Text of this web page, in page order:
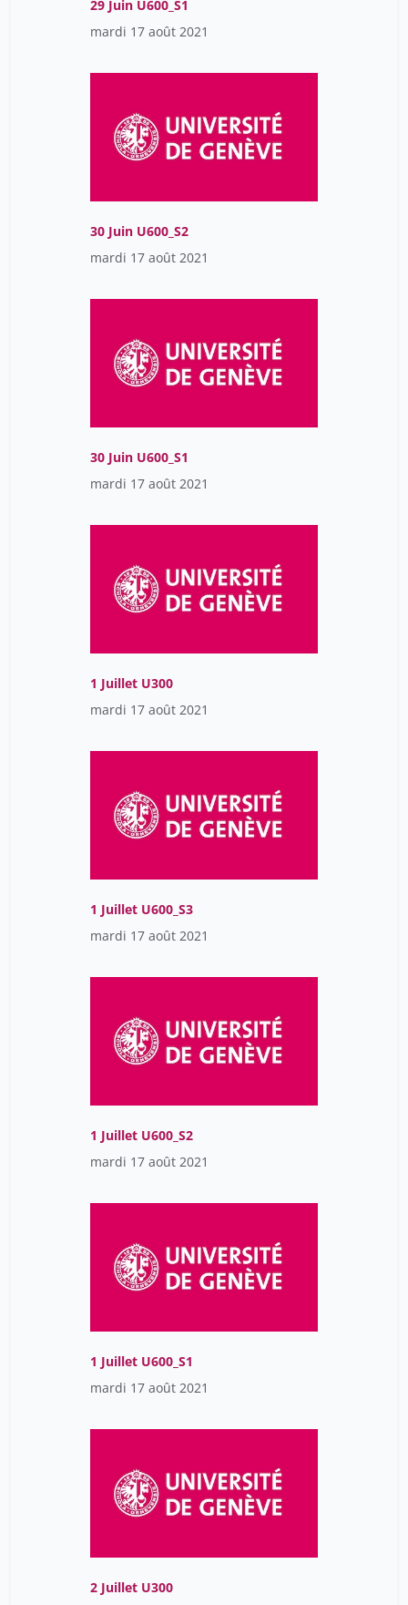
29 Juin U600_S1
mardi 17 août 2021
30 Juin U600_S2
mardi 17 août 2021
30 Juin U600_S1
mardi 17 août 2021
1 Juillet U300
mardi 17 août 2021
1 Juillet U600_S3
mardi 17 août 2021
1 Juillet U600_S2
mardi 17 août 2021
1 Juillet U600_S1
mardi 17 août 2021
2 Juillet U300